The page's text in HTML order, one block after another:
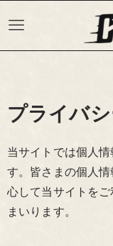
プライバ
当サイトでは個人
す。皆さまの個人
心して当サイトを
まいります。